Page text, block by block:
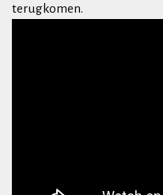
terugkomen.